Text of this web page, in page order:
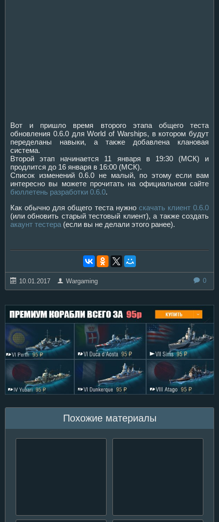
Вот и пришло время второго этапа общего теста
обновления 0.6.0 для World of Warships, в котором будут
переделаны навыки, а также добавлена клановая
система.
Второй этап начинается 11 января в 19:30 (МСК) и
продлится до 16 января в 16:00 (МСК).
Список изменений 0.6.0 не малый, по этому если вам
интересно вы можете прочитать на официальном сайте
бюллетень разработки 0.6.0.
Как обычно для общего теста нужно скачать клиент 0.6.0
(или обновить старый тестовый клиент), а также создать
акаунт тестера (если вы не делали этого ранее).
10.01.2017 Wargaming 0
Похожие материалы